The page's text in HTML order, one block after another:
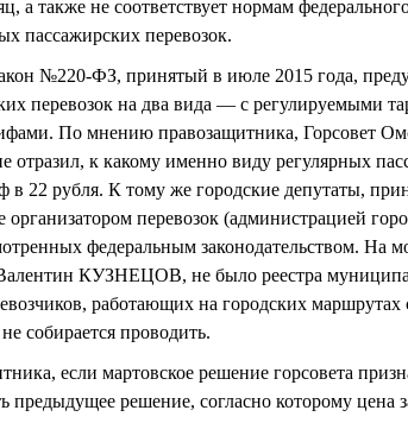
а также не соответствует нормам
пассажирских перевозок.
№220-ФЗ, принятый в июле 2015 года,
перевозок на два вида — с регулируемыми
По мнению правозащитника, Горсовет
отразил, к какому именно виду регулярных
в 22 рубля. К тому же городские депутаты,
перевозок (администрацией
федеральным законодательством. На
КУЗНЕЦОВ, не было реестра
работающих на городских
собирается проводить.
если мартовское решение горсовета
предыдущее решение, согласно которому цена